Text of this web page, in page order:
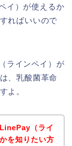
イ）が使えるか
ればいいので
ラインペイ）が
、乳酸菌革命
よ。
（ライ
を知りたい方